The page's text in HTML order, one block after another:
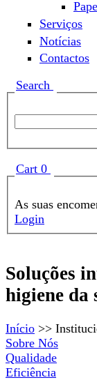
Serviços
Notícias
Contactos
Show
Search
Show
Cart 0
As suas
Login
Borman
Soluções
higiene da
Início >>
Sobre Nós
Qualidade
Eficiência